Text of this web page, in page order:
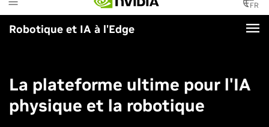
to
main
content
FR
Robotique et IA à l'Edge
La plateforme ultime pour l'IA
physique et la robotique